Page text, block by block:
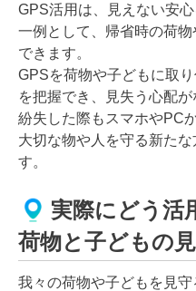
GPS活用は、見えない安心
一例として、帰省時の荷
できます。
GPSを荷物や子どもに取
を把握でき、見失う心配が
紛失した際もスマホやPC
大切な物や人を守る新た
す。
実際にどう活
荷物と子どもの
我々の荷物や子どもを見守